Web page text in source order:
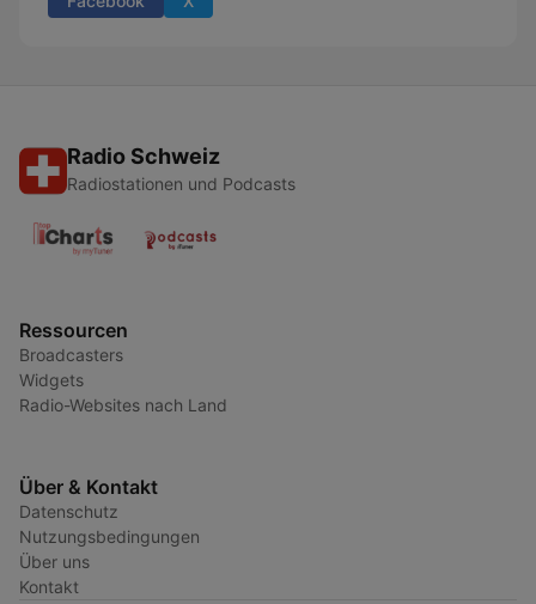
Radio Schweiz
Radiostationen und Podcasts
Ressourcen
Broadcasters
Widgets
Radio-Websites nach Land
Über & Kontakt
Datenschutz
Nutzungsbedingungen
Über uns
Kontakt